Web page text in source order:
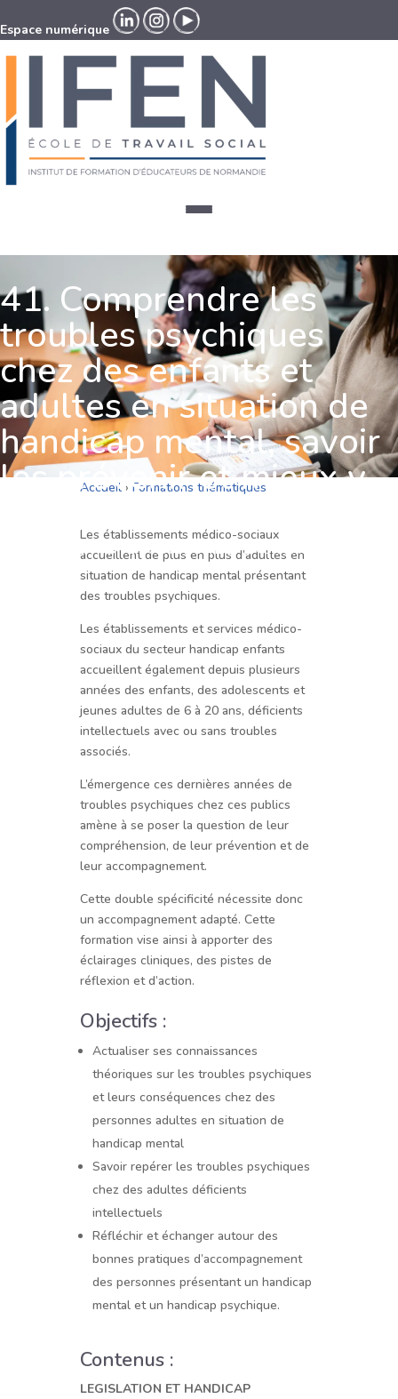
Espace numérique
41. Comprendre les
troubles psychiques
chez des enfants et
adultes en situation de
handicap mental, savoir
les prévenir et mieux y
PERSONNES EN PERTE D’AUTONOMIE ET EN SITUATION DE
Accueil› Formations thématiques
Les établissements médico-sociaux
accueillent de plus en plus d’adultes en
situation de handicap mental présentant
des troubles psychiques.
Les établissements et services médico-
sociaux du secteur handicap enfants
accueillent également depuis plusieurs
années des enfants, des adolescents et
jeunes adultes de 6 à 20 ans, déficients
intellectuels avec ou sans troubles
associés.
L’émergence ces dernières années de
troubles psychiques chez ces publics
amène à se poser la question de leur
compréhension, de leur prévention et de
leur accompagnement.
Cette double spécificité nécessite donc
un accompagnement adapté. Cette
formation vise ainsi à apporter des
éclairages cliniques, des pistes de
réflexion et d’action.
Objectifs :
Actualiser ses connaissances
théoriques sur les troubles psychiques
et leurs conséquences chez des
personnes adultes en situation de
handicap mental
Savoir repérer les troubles psychiques
chez des adultes déficients
intellectuels
Réfléchir et échanger autour des
bonnes pratiques d’accompagnement
des personnes présentant un handicap
mental et un handicap psychique.
Contenus :
LEGISLATION ET HANDICAP